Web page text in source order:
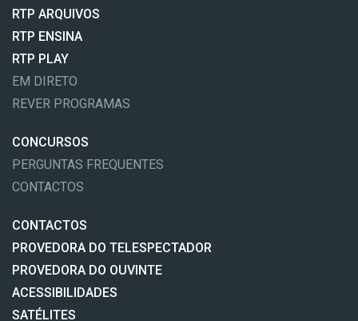
RTP ARQUIVOS
RTP ENSINA
RTP PLAY
EM DIRETO
REVER PROGRAMAS
CONCURSOS
PERGUNTAS FREQUENTES
CONTACTOS
CONTACTOS
PROVEDORA DO TELESPECTADOR
PROVEDORA DO OUVINTE
ACESSIBILIDADES
SATÉLITES